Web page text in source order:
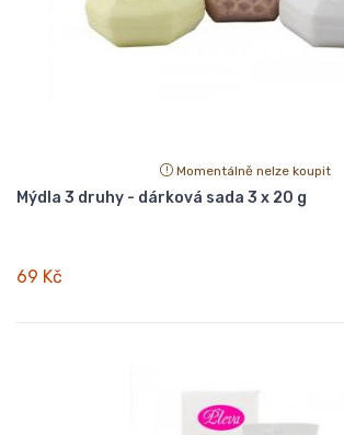
Momentálně nelze koupit
Mýdla 3 druhy - dárková sada 3 x 20 g
69 Kč